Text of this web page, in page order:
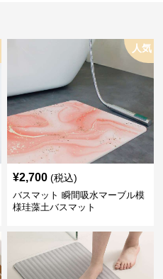
人気
¥2,700 (税込)
バスマット 瞬間吸水マーブル模
様珪藻土バスマット